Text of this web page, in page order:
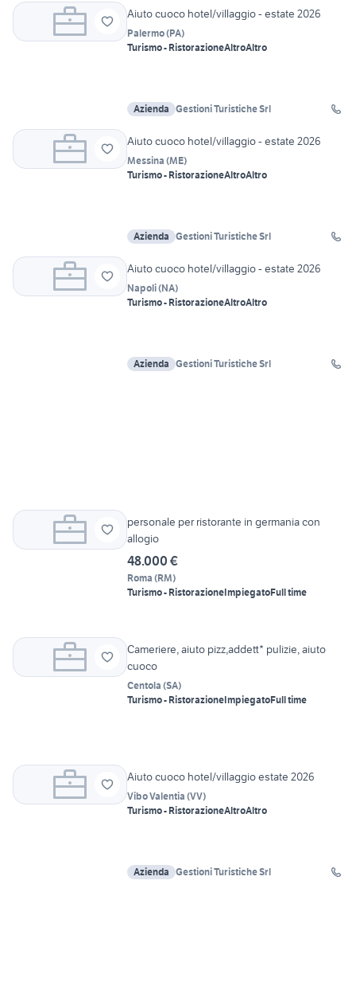
Aiuto cuoco hotel/villaggio - estate 2026
Palermo(PA)
Turismo - RistorazioneAltroAltro
Azienda Gestioni Turistiche Srl
Aiuto cuoco hotel/villaggio - estate 2026
Messina (ME)
Turismo - RistorazioneAltroAltro
Azienda Gestioni Turistiche Srl
Aiuto cuoco hotel/villaggio - estate 2026
Napoli(NA)
Turismo - RistorazioneAltroAltro
Azienda Gestioni Turistiche Srl
personale per ristorante in germania con
allogio
48.000 €
Roma (RM)
Turismo - RistorazioneImpiegatoFull time
Cameriere, aiuto pizz,addett* pulizie, aiuto
cuoco
Centola (SA)
Turismo - RistorazioneImpiegatoFull time
Aiuto cuoco hotel/villaggio estate 2026
Vibo Valentia (VV)
Turismo - RistorazioneAltroAltro
Azienda Gestioni Turistiche Srl